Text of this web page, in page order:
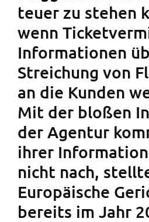
teuer zu stehen
wenn
Informationen
Streichung von
an die Kunden
Mit der bloßen
der Agentur
ihrer
nicht nach,
Europäische
bereits im Jahr